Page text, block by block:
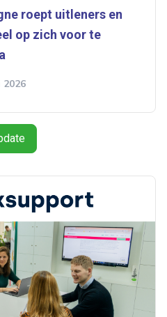
roept uitleners en
op zich voor te
2026